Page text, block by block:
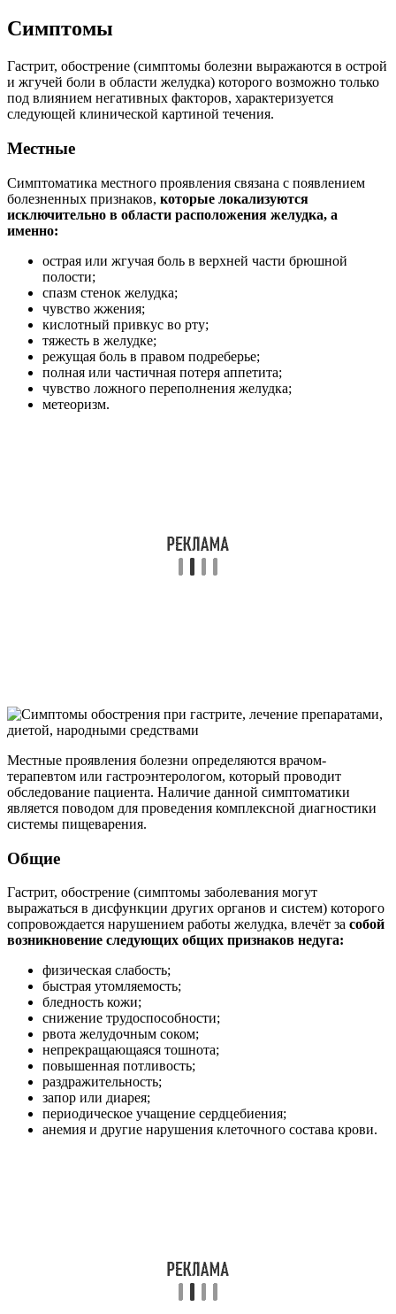
Симптомы
Гастрит, обострение (симптомы болезни выражаются в острой
и жгучей боли в области желудка) которого возможно только
под влиянием негативных факторов, характеризуется
следующей клинической картиной течения.
Местные
Симптоматика местного проявления связана с появлением
болезненных признаков, которые локализуются
исключительно в области расположения желудка, а
именно:
острая или жгучая боль в верхней части брюшной
полости;
спазм стенок желудка;
чувство жжения;
кислотный привкус во рту;
тяжесть в желудке;
режущая боль в правом подреберье;
полная или частичная потеря аппетита;
чувство ложного переполнения желудка;
метеоризм.
Местные проявления болезни определяются врачом-
терапевтом или гастроэнтерологом, который проводит
обследование пациента. Наличие данной симптоматики
является поводом для проведения комплексной диагностики
системы пищеварения.
Общие
Гастрит, обострение (симптомы заболевания могут
выражаться в дисфункции других органов и систем) которого
сопровождается нарушением работы желудка, влечёт за собой
возникновение следующих общих признаков недуга:
физическая слабость;
быстрая утомляемость;
бледность кожи;
снижение трудоспособности;
рвота желудочным соком;
непрекращающаяся тошнота;
повышенная потливость;
раздражительность;
запор или диарея;
периодическое учащение сердцебиения;
анемия и другие нарушения клеточного состава крови.